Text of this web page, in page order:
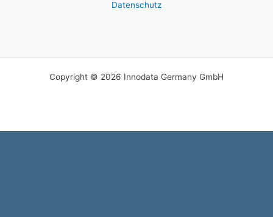
Datenschutz
Copyright © 2026 Innodata Germany GmbH